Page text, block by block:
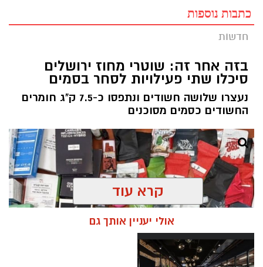
כתבות נוספות
חדשות
בזה אחר זה: שוטרי מחוז ירושלים
סיכלו שתי פעילויות לסחר בסמים
נעצרו שלושה חשודים ונתפסו כ-7.5 ק"ג חומרים
החשודים כסמים מסוכנים
קרא עוד
אולי יעניין אותך גם